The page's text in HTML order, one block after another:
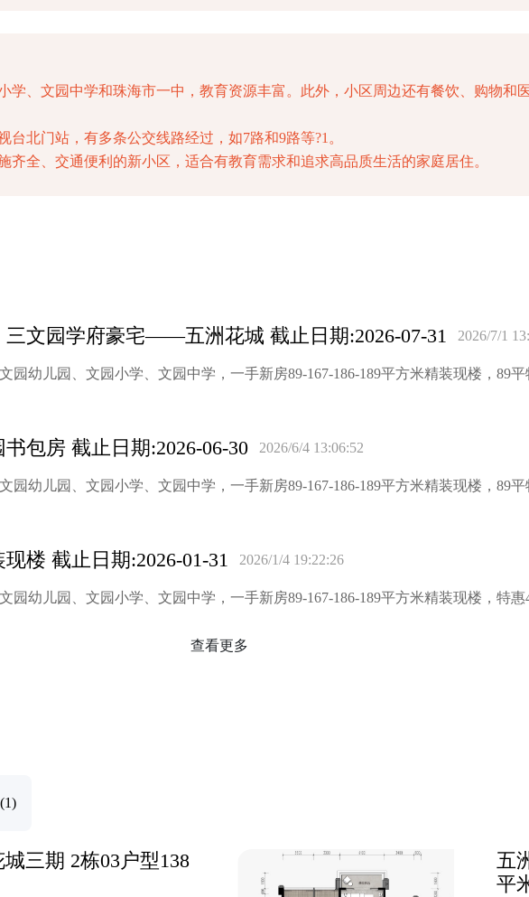
、文园中学和珠海市一中，教育资源丰富。此外，小区周边还有餐饮、购物和
北门站，有多条公交线路经过，如7路和9路等?1。
齐全、交通便利的新小区，适合有教育需求和追求高品质生活的家庭居住。
三文园学府豪宅——五洲花城 截止日期:2026-07-31 2026/7/1
园幼儿园、文园小学、文园中学，一手新房89-167-186-189平方米精装现楼，89
包房 截止日期:2026-06-30 2026/6/4 13:06:52
园幼儿园、文园小学、文园中学，一手新房89-167-186-189平方米精装现楼，89
楼 截止日期:2026-01-31 2026/1/4 19:22:26
园幼儿园、文园小学、文园中学，一手新房89-167-186-189平方米精装现楼，特惠
查看更多
三期 2栋03户型138
五
平